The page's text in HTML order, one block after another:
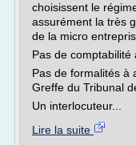
choisissent le
assurément la très
de la micro
Pas de comptabilité
Pas de formalités à
Greffe du Tribunal
Un interlocuteur...
Lire la suite